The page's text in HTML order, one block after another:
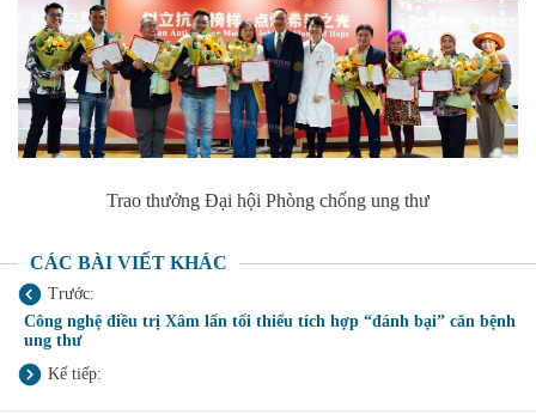
Trao thưởng Đại hội Phòng chống ung thư
CÁC BÀI VIẾT KHÁC
Trước:
Công nghệ điều trị Xâm lấn tối thiểu tích hợp “đánh bại” căn bệnh
ung thư
Kế tiếp: